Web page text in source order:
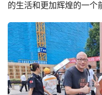
的生活和更加辉煌的一个